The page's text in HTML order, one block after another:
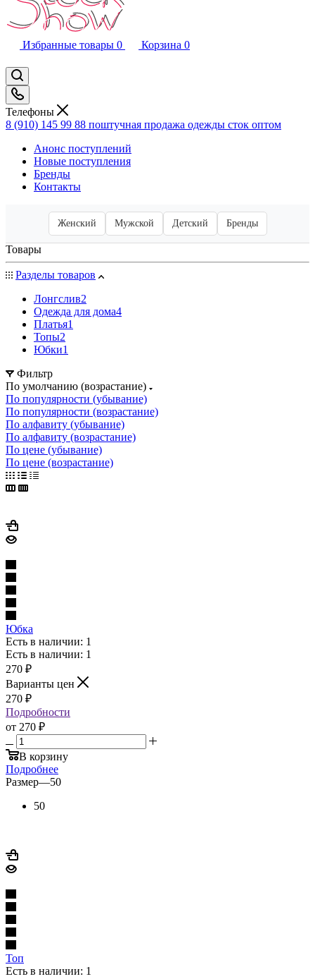
Избранные товары 0 Корзина 0
Телефоны
8 (910) 145 99 88 поштучная продажа одежды сток оптом
Анонс поступлений
Новые поступления
Бренды
Контакты
Женский Мужской Детский Бренды
Товары
Разделы товаров
Лонгслив2
Одежда для дома4
Платья1
Топы2
Юбки1
Фильтр
По умолчанию (возрастание)
По популярности (убывание)
По популярности (возрастание)
По алфавиту (убывание)
По алфавиту (возрастание)
По цене (убывание)
По цене (возрастание)
Юбка
Есть в наличии: 1
Есть в наличии: 1
270 ₽
Варианты цен
270 ₽
Подробности
от 270 ₽
В корзину
Подробнее
Размер—50
50
Топ
Есть в наличии: 1